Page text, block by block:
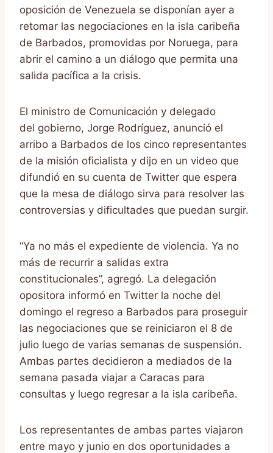
oposición de Venezuela se disponían ayer a
retomar las negociaciones en la isla caribeña
de Barbados, promovidas por Noruega, para
abrir el camino a un diálogo que permita una
salida pacífica a la crisis.
El ministro de Comunicación y delegado
del gobierno, Jorge Rodríguez, anunció el
arribo a Barbados de los cinco representantes
de la misión oficialista y dijo en un video que
difundió en su cuenta de Twitter que espera
que la mesa de diálogo sirva para resolver las
controversias y dificultades que puedan surgir.
“Ya no más el expediente de violencia. Ya no
más de recurrir a salidas extra
constitucionales”, agregó. La delegación
opositora informó en Twitter la noche del
domingo el regreso a Barbados para proseguir
las negociaciones que se reiniciaron el 8 de
julio luego de varias semanas de suspensión.
Ambas partes decidieron a mediados de la
semana pasada viajar a Caracas para
consultas y luego regresar a la isla caribeña.
Los representantes de ambas partes viajaron
entre mayo y junio en dos oportunidades a